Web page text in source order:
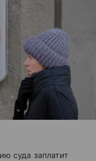
суда заплатит